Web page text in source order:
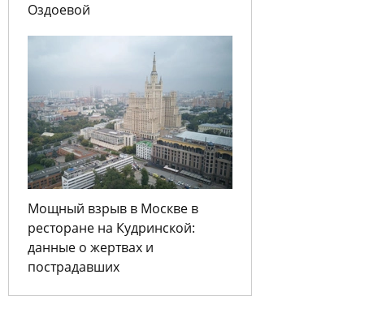
Оздоевой
Мощный взрыв в Москве в
ресторане на Кудринской:
данные о жертвах и
пострадавших